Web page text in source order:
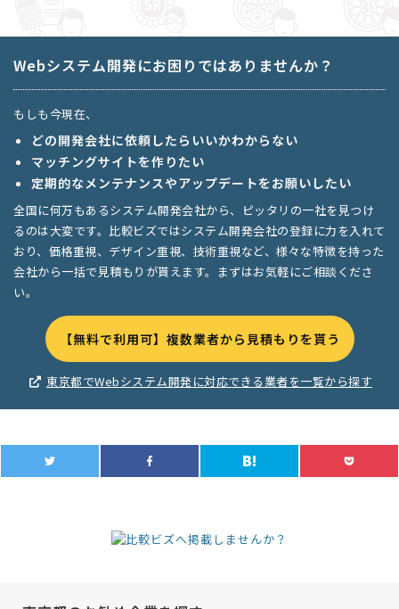
Webシステム開発にお困りではありませんか？
もしも今現在、
どの開発会社に依頼したらいいかわからない
マッチングサイトを作りたい
定期的なメンテナンスやアップデートをお願いしたい
全国に何万もあるシステム開発会社から、ピッタリの一社を見つけ
るのは大変です。比較ビズではシステム開発会社の登録に力を入れて
おり、価格重視、デザイン重視、技術重視など、様々な特徴を持った
会社から一括で見積もりが貰えます。まずはお気軽にご相談くださ
い。
【無料で利用可】複数業者から見積もりを貰う
東京都でWebシステム開発に対応できる業者を一覧から探す